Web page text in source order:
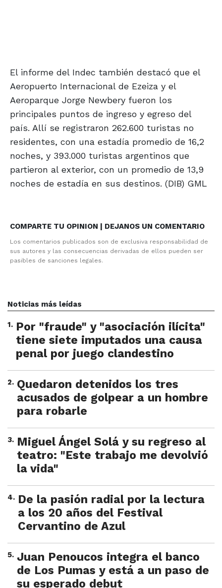
El informe del Indec también destacó que el
Aeropuerto Internacional de Ezeiza y el
Aeroparque Jorge Newbery fueron los
principales puntos de ingreso y egreso del
país. Allí se registraron 262.600 turistas no
residentes, con una estadía promedio de 16,2
noches, y 393.000 turistas argentinos que
partieron al exterior, con un promedio de 13,9
noches de estadía en sus destinos. (DIB) GML
COMPARTE TU OPINION | DEJANOS UN COMENTARIO
Los comentarios publicados son de exclusiva responsabilidad de
sus autores y las consecuencias derivadas de ellos pueden ser
pasibles de sanciones legales.
Noticias más leídas
1. Por "fraude" y "asociación ilícita"
tiene siete imputados una causa
penal por juego clandestino
2. Quedaron detenidos los tres
acusados de golpear a un hombre
para robarle
3. Miguel Ángel Solá y su regreso al
teatro: "Este trabajo me devolvió
la vida"
4. De la pasión radial por la lectura
a los 20 años del Festival
Cervantino de Azul
5. Juan Penoucos integra el banco
de Los Pumas y está a un paso de
su esperado debut